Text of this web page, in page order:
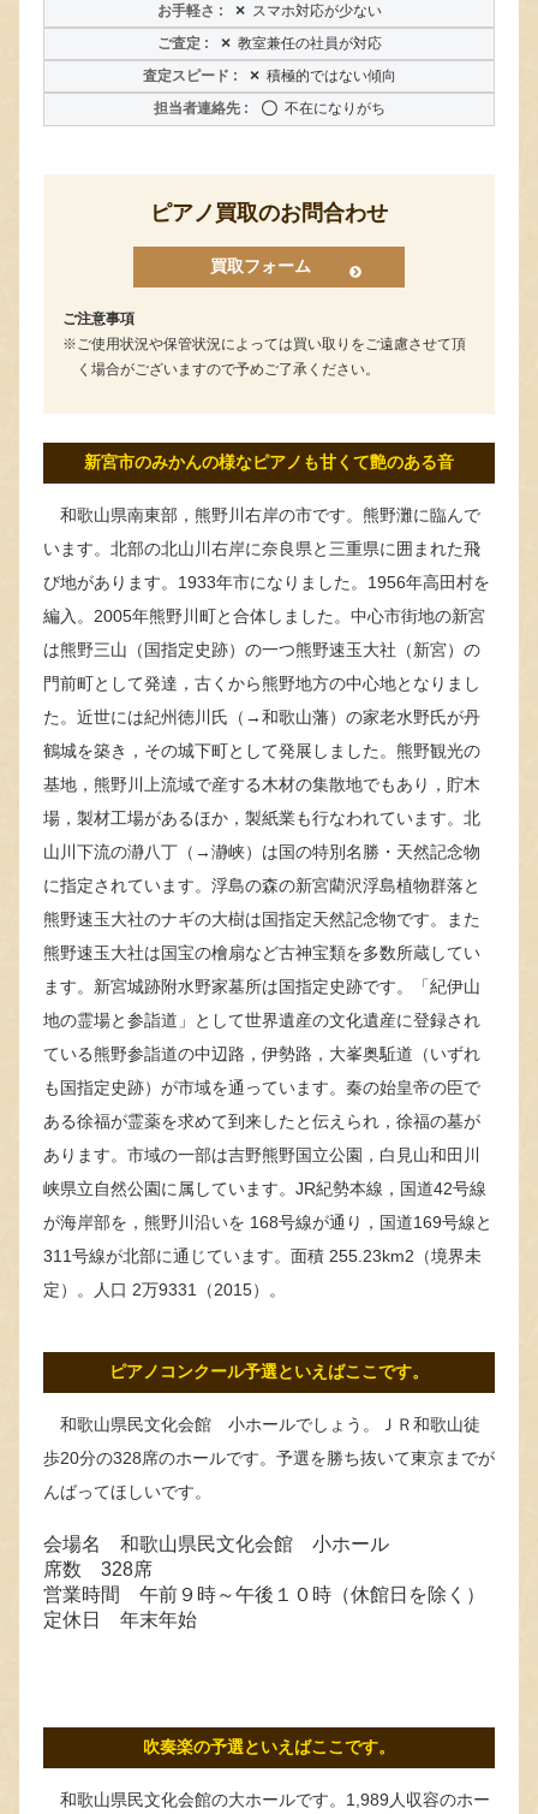
× スマホ対応が少ない
× 教室兼任の社員が対応
× 積極的ではない傾向
〇 不在になりがち
ピアノ買取のお問合わせ
買取フォーム
ご注意事項
ご使用状況や保管状況によっては買い取りをご遠慮させて頂
く場合がございますので予めご了承ください。
新宮市のみかんの様なピアノも甘くて艶のある音
和歌山県南東部，熊野川右岸の市です。熊野灘に臨んで
います。北部の北山川右岸に奈良県と三重県に囲まれた飛
び地があります。1933年市になりました。1956年高田村を
編入。2005年熊野川町と合体しました。中心市街地の新宮
は熊野三山（国指定史跡）の一つ熊野速玉大社（新宮）の
門前町として発達，古くから熊野地方の中心地となりまし
た。近世には紀州徳川氏（→和歌山藩）の家老水野氏が丹
鶴城を築き，その城下町として発展しました。熊野観光の
基地，熊野川上流域で産する木材の集散地でもあり，貯木
場，製材工場があるほか，製紙業も行なわれています。北
山川下流の瀞八丁（→瀞峡）は国の特別名勝・天然記念物
に指定されています。浮島の森の新宮藺沢浮島植物群落と
熊野速玉大社のナギの大樹は国指定天然記念物です。また
熊野速玉大社は国宝の檜扇など古神宝類を多数所蔵してい
ます。新宮城跡附水野家墓所は国指定史跡です。「紀伊山
地の霊場と参詣道」として世界遺産の文化遺産に登録され
ている熊野参詣道の中辺路，伊勢路，大峯奥駈道（いずれ
も国指定史跡）が市域を通っています。秦の始皇帝の臣で
ある徐福が霊薬を求めて到来したと伝えられ，徐福の墓が
あります。市域の一部は吉野熊野国立公園，白見山和田川
峡県立自然公園に属しています。JR紀勢本線，国道42号線
が海岸部を，熊野川沿いを 168号線が通り，国道169号線と
311号線が北部に通じています。面積 255.23km2（境界未
定）。人口 2万9331（2015）。
ピアノコンクール予選といえばここです。
和歌山県民文化会館 小ホールでしょう。ＪＲ和歌山徒
歩20分の328席のホールです。予選を勝ち抜いて東京までが
んばってほしいです。
会場名 和歌山県民文化会館 小ホール
席数 328席
営業時間 午前９時～午後１０時（休館日を除く）
定休日 年末年始
吹奏楽の予選といえばここです。
和歌山県民文化会館の大ホールです。1,989人収容のホー